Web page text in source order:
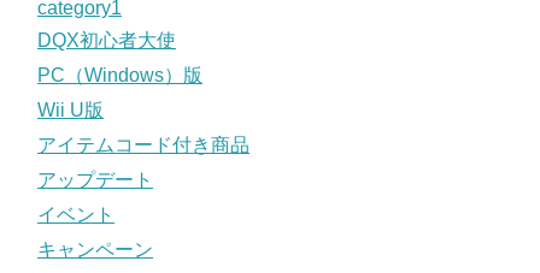
category1
DQX初心者大使
PC（Windows）版
Wii U版
アイテムコード付き商品
アップデート
イベント
キャンペーン